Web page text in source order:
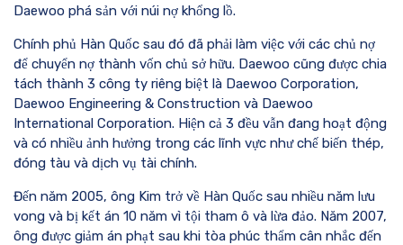
Daewoo phá sản với núi nợ khổng lồ.
Chính phủ Hàn Quốc sau đó đã phải làm việc với các chủ nợ
để chuyển nợ thành vốn chủ sở hữu. Daewoo cũng được chia
tách thành 3 công ty riêng biệt là Daewoo Corporation,
Daewoo Engineering & Construction và Daewoo
International Corporation. Hiện cả 3 đều vẫn đang hoạt động
và có nhiều ảnh hưởng trong các lĩnh vực như chế biến thép,
đóng tàu và dịch vụ tài chính.
Đến năm 2005, ông Kim trở về Hàn Quốc sau nhiều năm lưu
vong và bị kết án 10 năm vì tội tham ô và lừa đảo. Năm 2007,
ông được giảm án phạt sau khi tòa phúc thẩm cân nhắc đến